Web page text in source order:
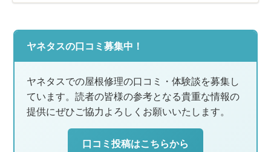
ヤネタスの口コミ募集中！
ヤネタスでの屋根修理の口コミ・体験談を募集し
ています。読者の皆様の参考となる貴重な情報の
提供にぜひご協力よろしくお願いいたします。
口コミ投稿はこちらから